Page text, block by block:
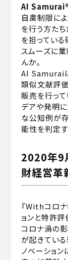
AI
自粛制限に
を行う方た
を担ってい
スムーズに
んか。
AI Samurai
類似文献評
販売を行っ
デアや発明
な公知例が
能性を判定す
2020年9
財経営革
『Withコロ
ョンと特許評
コロナ渦の
が起きてい
ノベーショ